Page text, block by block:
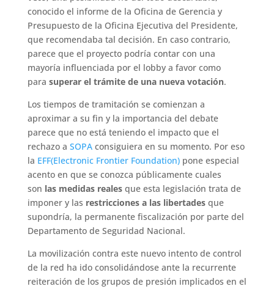
conocido el informe de la Oficina de Gerencia y
Presupuesto de la Oficina Ejecutiva del Presidente,
que recomendaba tal decisión. En caso contrario,
parece que el proyecto podría contar con una
mayoría influenciada por el lobby a favor como
para superar el trámite de una nueva votación.
Los tiempos de tramitación se comienzan a
aproximar a su fin y la importancia del debate
parece que no está teniendo el impacto que el
rechazo a SOPAconsiguiera en su momento. Por eso
la EFF(Electronic Frontier Foundation)pone especial
acento en que se conozca públicamente cuales
son las medidas realesque esta legislación trata de
imponer y las restricciones a las libertadesque
supondría, la permanente fiscalización por parte del
Departamento de Seguridad Nacional.
La movilización contra este nuevo intento de control
de la red ha ido consolidándose ante la recurrente
reiteración de los grupos de presión implicados en el